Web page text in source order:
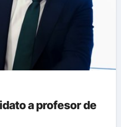
a profesor de